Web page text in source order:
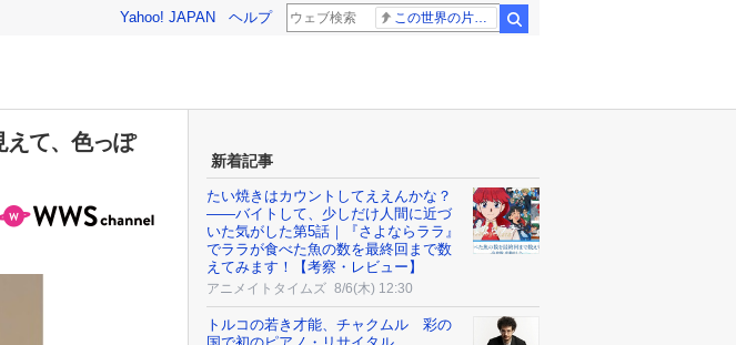
Yahoo! JAPAN ヘルプ この世界の片隅に
えて、色っぽ
新着記事
たい焼きはカウントしてええんかな？
——バイトして、少しだけ人間に近づ
いた気がした第5話｜『さよならララ』
でララが食べた魚の数を最終回まで数
えてみます！【考察・レビュー】
アニメイトタイムズ 8/6(木) 12:30
トルコの若き才能、チャクムル 彩の